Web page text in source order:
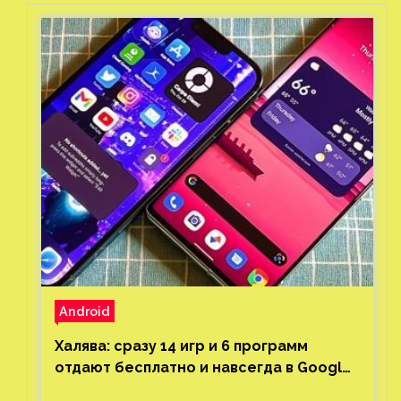
Android
Халява: сразу 14 игр и 6 программ
отдают бесплатно и навсегда в Google